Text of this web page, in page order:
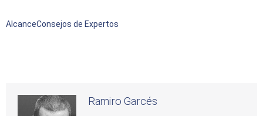
AlcanceConsejos de Expertos
Ramiro Garcés